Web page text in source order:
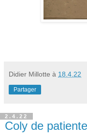
Didier Millotte à 18.4.22
Partager
2.4.22
Coly de